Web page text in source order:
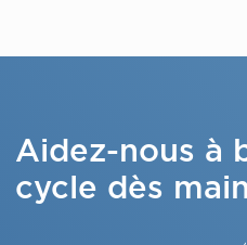
Aidez-nous à
cycle dès